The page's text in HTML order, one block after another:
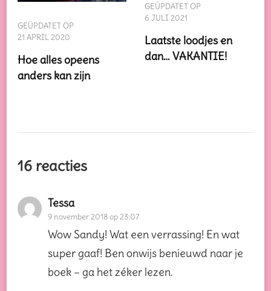
GEÜPDATET OP
21 APRIL 2020
Hoe alles opeens
anders kan zijn
GEÜPDATET OP
6 JULI 2021
Laatste loodjes en
dan… VAKANTIE!
16 reacties
Tessa
9 november 2018 op 23:07
Wow Sandy! Wat een verrassing! En wat
super gaaf! Ben onwijs benieuwd naar je
boek – ga het zéker lezen.